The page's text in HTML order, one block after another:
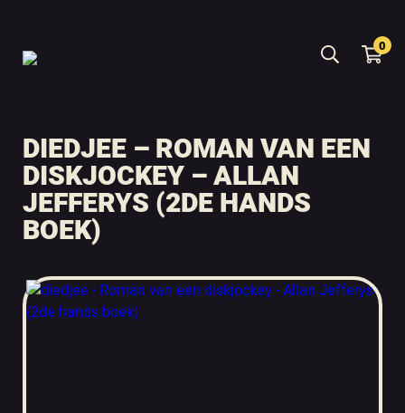
0
DIEDJEE – ROMAN VAN EEN
DISKJOCKEY – ALLAN
JEFFERYS (2DE HANDS
BOEK)